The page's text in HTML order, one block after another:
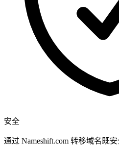
安全
通过 Nameshift.com 转移域名既